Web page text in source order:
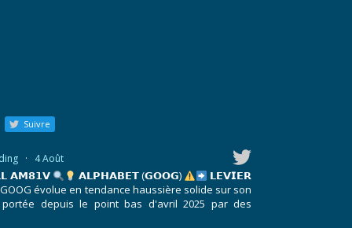
Suivre
· 4 Août
𝗔𝗠𝟴𝟭𝗩 𝗔𝗟𝗣𝗛𝗔𝗕𝗘𝗧 (𝗚𝗢𝗢𝗚)
𝗟𝗘𝗩𝗜𝗘𝗥
évolue en tendance haussière solide sur son
depuis le point bas d'avril 2025 par des